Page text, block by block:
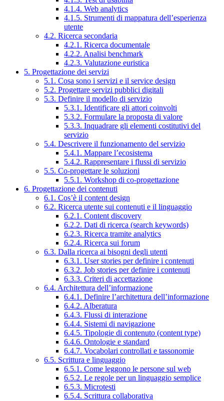
4.1.4. Web analytics
4.1.5. Strumenti di mappatura dell’esperienza
utente
4.2. Ricerca secondaria
4.2.1. Ricerca documentale
4.2.2. Analisi benchmark
4.2.3. Valutazione euristica
5. Progettazione dei servizi
5.1. Cosa sono i servizi e il service design
5.2. Progettare servizi pubblici digitali
5.3. Definire il modello di servizio
5.3.1. Identificare gli attori coinvolti
5.3.2. Formulare la proposta di valore
5.3.3. Inquadrare gli elementi costitutivi del
servizio
5.4. Descrivere il funzionamento del servizio
5.4.1. Mappare l’ecosistema
5.4.2. Rappresentare i flussi di servizio
5.5. Co-progettare le soluzioni
5.5.1. Workshop di co-progettazione
6. Progettazione dei contenuti
6.1. Cos’è il content design
6.2. Ricerca utente sui contenuti e il linguaggio
6.2.1. Content discovery
6.2.2. Dati di ricerca (search keywords)
6.2.3. Ricerca tramite analytics
6.2.4. Ricerca sui forum
6.3. Dalla ricerca ai bisogni degli utenti
6.3.1. User stories per definire i contenuti
6.3.2. Job stories per definire i contenuti
6.3.3. Criteri di accettazione
6.4. Architettura dell’informazione
6.4.1. Definire l’architettura dell’informazione
6.4.2. Alberatura
6.4.3. Flussi di interazione
6.4.4. Sistemi di navigazione
6.4.5. Tipologie di contenuto (content type)
6.4.6. Ontologie e standard
6.4.7. Vocabolari controllati e tassonomie
6.5. Scrittura e linguaggio
6.5.1. Come leggono le persone sul web
6.5.2. Le regole per un linguaggio semplice
6.5.3. Microtesti
6.5.4. Scrittura collaborativa